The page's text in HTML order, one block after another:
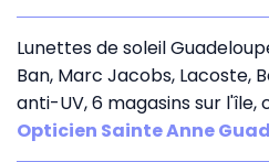
Lunettes de soleil
Ban, Marc Jacobs, Lacoste,
anti-UV, 6 magasins sur
Opticien Sainte Anne